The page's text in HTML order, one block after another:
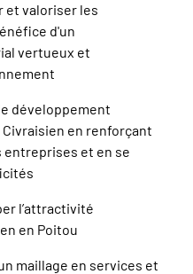
et valoriser les
d'un
vertueux et
développement
en renforçant
et en se
l’attractivité
en Poitou
maillage en services et